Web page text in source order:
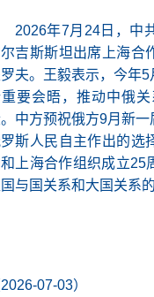
2026年7月24日，中
吉斯斯坦出席上海合
夫。王毅表示，今年
要会晤，推动中俄
中方预祝俄方9月新
斯人民自主作出的选
上海合作组织成立25
与国关系和大国关系
07-03）